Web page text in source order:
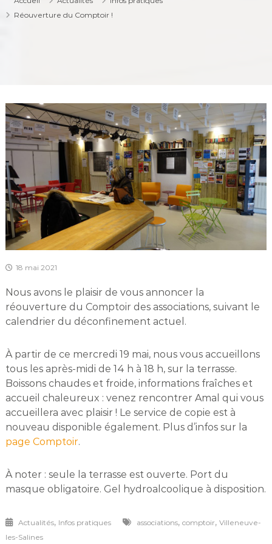
Réouverture du Comptoir !
18 mai 2021
Nous avons le plaisir de vous annoncer la
réouverture du Comptoir des associations, suivant le
calendrier du déconfinement actuel.
À partir de ce mercredi 19 mai, nous vous accueillons
tous les après-midi de 14 h à 18 h, sur la terrasse.
Boissons chaudes et froide, informations fraîches et
accueil chaleureux : venez rencontrer Amal qui vous
accueillera avec plaisir ! Le service de copie est à
nouveau disponible également. Plus d’infos sur la
page Comptoir.
À noter : seule la terrasse est ouverte. Port du
masque obligatoire. Gel hydroalcoolique à disposition.
Actualités, Infos pratiques associations, comptoir, Villeneuve-
les-Salines